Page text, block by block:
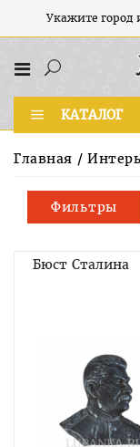
Укажите город
КАТАЛОГ
Главная /
Фильтры
Бюст Сталина